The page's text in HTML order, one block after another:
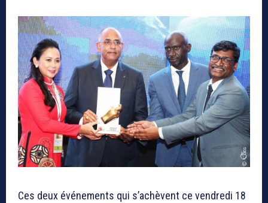
Ces deux événements qui s’achèvent ce vendredi 18